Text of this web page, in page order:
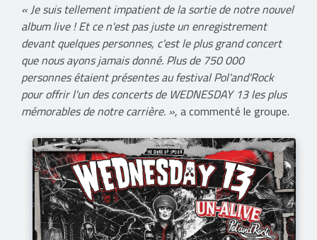
« Je suis tellement impatient de la sortie de notre nouvel
album live ! Et ce n'est pas juste un enregistrement
devant quelques personnes, c'est le plus grand concert
que nous ayons jamais donné. Plus de 750 000
personnes étaient présentes au festival Pol'and'Rock
pour offrir l'un des concerts de WEDNESDAY 13 les plus
mémorables de notre carrière. », a commenté le groupe.